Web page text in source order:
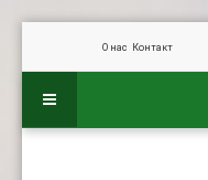
О нас Контакт